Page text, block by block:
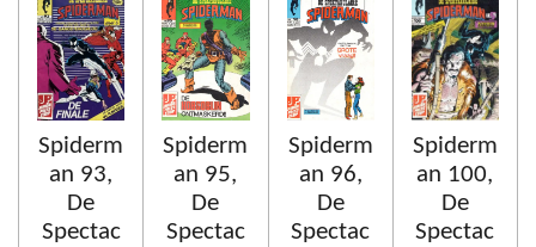
Spiderm
an 93,
De
Spectac
Spiderm
an 95,
De
Spectac
Spiderm
an 96,
De
Spectac
Spiderm
an 100,
De
Spectac